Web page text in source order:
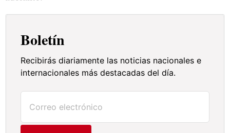
Boletín
Recibirás diariamente las noticias nacionales e
internacionales más destacadas del día.